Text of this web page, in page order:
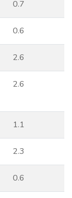
0.7
0.6
2.6
2.6
1.1
2.3
0.6